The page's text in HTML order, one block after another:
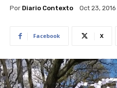
Por Diario Contexto Oct 23, 2016
Facebook X